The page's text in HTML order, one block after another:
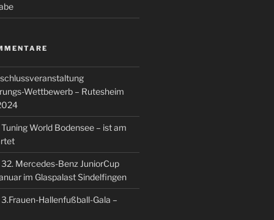
Wettbewerb – Rutesheim
Tuning World Bodensee – ist am
32. Mercedes-Benz JuniorCup
im Glaspalast Sindelfingen
3.Frauen-Hallenfußball-Gala –